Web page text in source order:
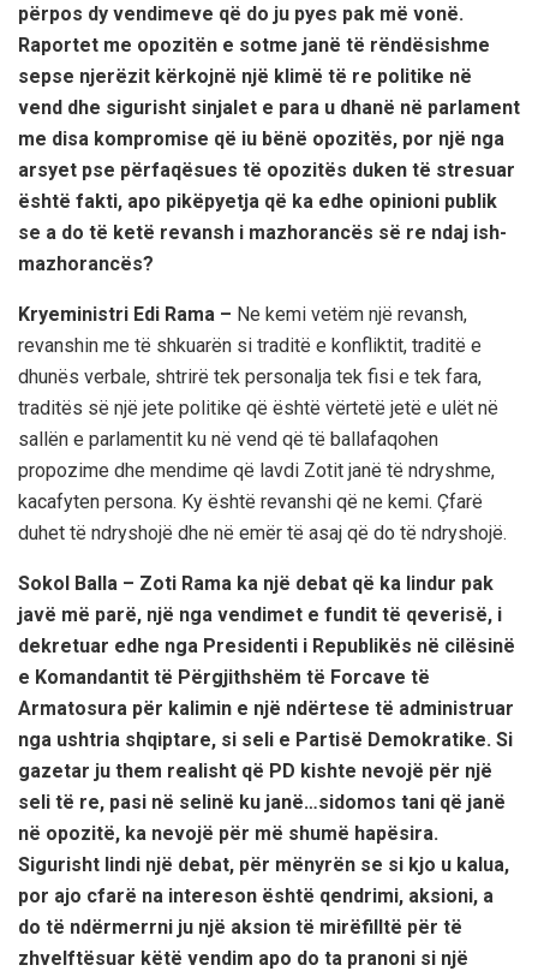
përpos dy vendimeve që do ju pyes pak më vonë.
Raportet me opozitën e sotme janë të rëndësishme
sepse njerëzit kërkojnë një klimë të re politike në
vend dhe sigurisht sinjalet e para u dhanë në parlament
me disa kompromise që iu bënë opozitës, por një nga
arsyet pse përfaqësues të opozitës duken të stresuar
është fakti, apo pikëpyetja që ka edhe opinioni publik
se a do të ketë revansh i mazhorancës së re ndaj ish-
mazhorancës?
Kryeministri Edi Rama – Ne kemi vetëm një revansh,
revanshin me të shkuarën si traditë e konfliktit, traditë e
dhunës verbale, shtrirë tek personalja tek fisi e tek fara,
traditës së një jete politike që është vërtetë jetë e ulët në
sallën e parlamentit ku në vend që të ballafaqohen
propozime dhe mendime që lavdi Zotit janë të ndryshme,
kacafyten persona. Ky është revanshi që ne kemi. Çfarë
duhet të ndryshojë dhe në emër të asaj që do të ndryshojë.
Sokol Balla – Zoti Rama ka një debat që ka lindur pak
javë më parë, një nga vendimet e fundit të qeverisë, i
dekretuar edhe nga Presidenti i Republikës në cilësinë
e Komandantit të Përgjithshëm të Forcave të
Armatosura për kalimin e një ndërtese të administruar
nga ushtria shqiptare, si seli e Partisë Demokratike. Si
gazetar ju them realisht që PD kishte nevojë për një
seli të re, pasi në selinë ku janë…sidomos tani që janë
në opozitë, ka nevojë për më shumë hapësira.
Sigurisht lindi një debat, për mënyrën se si kjo u kalua,
por ajo cfarë na intereson është qendrimi, aksioni, a
do të ndërmerrni ju një aksion të mirëfilltë për të
zhvelftësuar këtë vendim apo do ta pranoni si një